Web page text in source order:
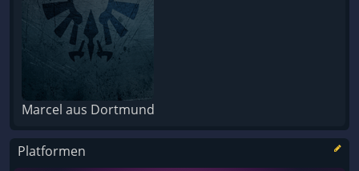
Marcel aus Dortmund
Platformen